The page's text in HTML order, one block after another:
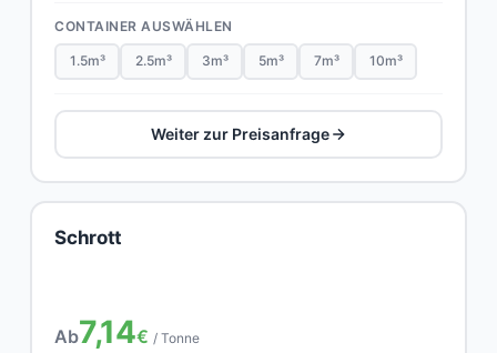
CONTAINER AUSWÄHLEN
1.5m³ 2.5m³ 3m³ 5m³ 7m³ 10m³
Weiter zur Preisanfrage
Schrott
Ab7,14€ / Tonne